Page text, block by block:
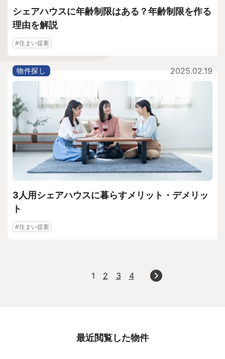
シェアハウスに年齢制限はある？年齢制限を作る
理由を解説
#住まい提案
2025.02.19
物件探し
3人用シェアハウスに暮らすメリット・デメリッ
ト
#住まい提案
1 2 3 4
最近閲覧した物件